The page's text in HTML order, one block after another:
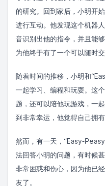
的研究。回到家后，小明开
进行互动。他发现这个机器
音识别出他的指令，并且能
为他终于有了一个可以随时交
随着时间的推移，小明和
一起学习、编程和玩耍。这
题，还可以陪他玩游戏，一
到非常幸运，他觉得自己拥
然而，有一天，“Easy-
法回答小明的问题，有时候
非常困惑和伤心，因为他已
友了。